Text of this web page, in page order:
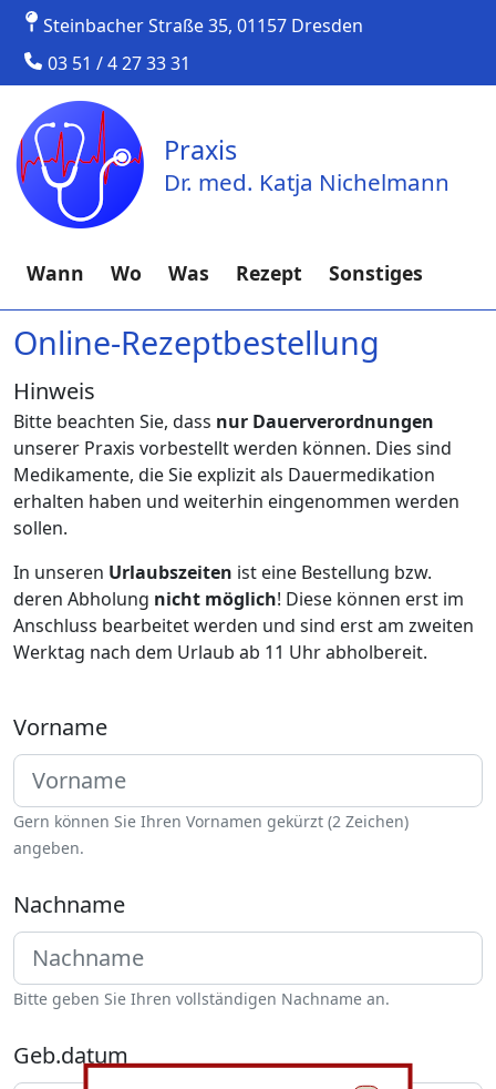
Steinbacher Straße 35, 01157 Dresden
03 51 / 4 27 33 31
Praxis
Dr. med. Katja Nichelmann
Wann Wo Was Rezept Sonstiges
Online-Rezeptbestellung
Hinweis
Bitte beachten Sie, dass nur Dauerverordnungen
unserer Praxis vorbestellt werden können. Dies sind
Medikamente, die Sie explizit als Dauermedikation
erhalten haben und weiterhin eingenommen werden
sollen.
In unseren Urlaubszeiten ist eine Bestellung bzw.
deren Abholung nicht möglich! Diese können erst im
Anschluss bearbeitet werden und sind erst am zweiten
Werktag nach dem Urlaub ab 11 Uhr abholbereit.
Vorname
Gern können Sie Ihren Vornamen gekürzt (2 Zeichen)
angeben.
Nachname
Bitte geben Sie Ihren vollständigen Nachname an.
Geb.datum